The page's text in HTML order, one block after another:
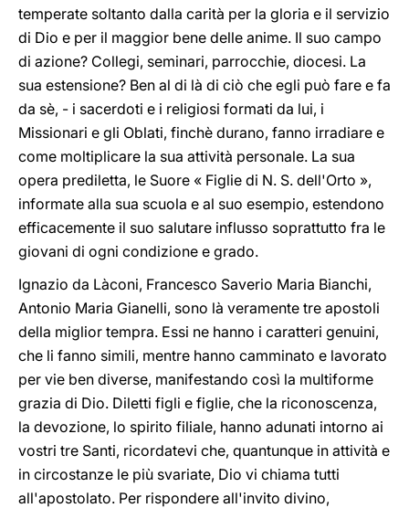
temperate soltanto dalla carità per la gloria e il servizio
di Dio e per il maggior bene delle anime. Il suo campo
di azione? Collegi, seminari, parrocchie, diocesi. La
sua estensione? Ben al di là di ciò che egli può fare e fa
da sè, - i sacerdoti e i religiosi formati da lui, i
Missionari e gli Oblati, finchè durano, fanno irradiare e
come moltiplicare la sua attività personale. La sua
opera prediletta, le Suore « Figlie di N. S. dell'Orto »,
informate alla sua scuola e al suo esempio, estendono
efficacemente il suo salutare influsso soprattutto fra le
giovani di ogni condizione e grado.
Ignazio da Làconi, Francesco Saverio Maria Bianchi,
Antonio Maria Gianelli, sono là veramente tre apostoli
della miglior tempra. Essi ne hanno i caratteri genuini,
che li fanno simili, mentre hanno camminato e lavorato
per vie ben diverse, manifestando così la multiforme
grazia di Dio. Diletti figli e figlie, che la riconoscenza,
la devozione, lo spirito filiale, hanno adunati intorno ai
vostri tre Santi, ricordatevi che, quantunque in attività e
in circostanze le più svariate, Dio vi chiama tutti
all'apostolato. Per rispondere all'invito divino,